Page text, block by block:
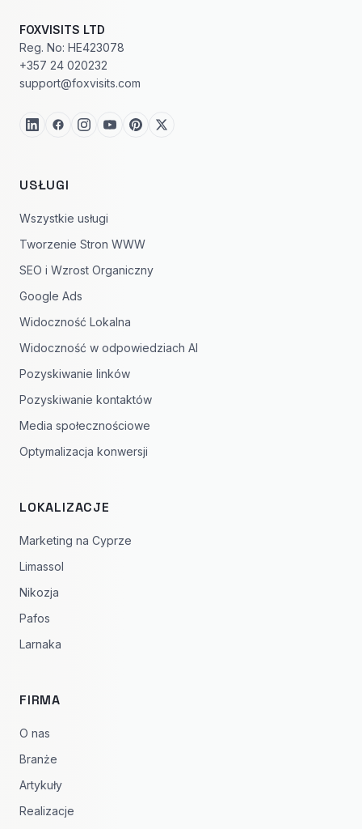
FOXVISITS LTD
Reg. No: HE423078
+357 24 020232
support@foxvisits.com
USŁUGI
Wszystkie usługi
Tworzenie Stron WWW
SEO i Wzrost Organiczny
Google Ads
Widoczność Lokalna
Widoczność w odpowiedziach AI
Pozyskiwanie linków
Pozyskiwanie kontaktów
Media społecznościowe
Optymalizacja konwersji
LOKALIZACJE
Marketing na Cyprze
Limassol
Nikozja
Pafos
Larnaka
FIRMA
O nas
Branże
Artykuły
Realizacje